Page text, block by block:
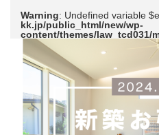
Warning: Undefined variable
kk.jp/public_html/new/wp-
content/themes/law_tcd031/